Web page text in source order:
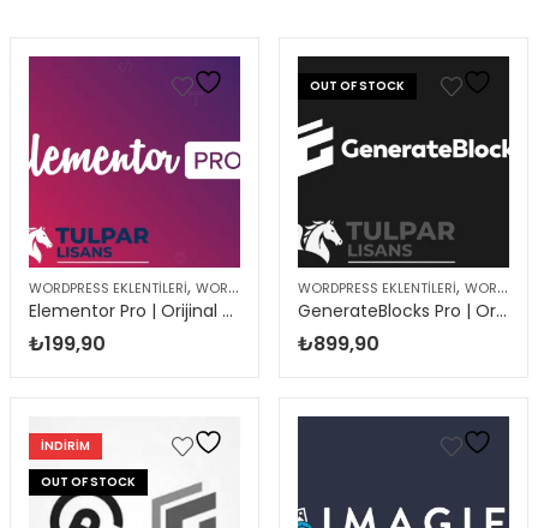
WORDPRESS EKLENTILERI, WORDPRESS ÜRÜNLERI
Elementor Pro | Orijinal WordPress Eklentisi
₺199,90
OUT OF STOCK
WORDPRESS EKLENTILERI, WORDPRESS ÜRÜNLERI
GenerateBlocks Pro | Orijinal WordPress Eklentisi
₺899,90
INDIRIM
OUT OF STOCK